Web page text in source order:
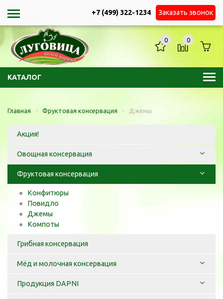
+7 (499) 322-1234 Заказать звонок
КАТАЛОГ
0 0
Главная - Фруктовая консервация - Джемы
Акция!
Овощная консервация
Фруктовая консервация
Конфитюры
Повидло
Джемы
Компоты
Грибная консервация
Мёд и молочная консервация
Продукция DAPNI